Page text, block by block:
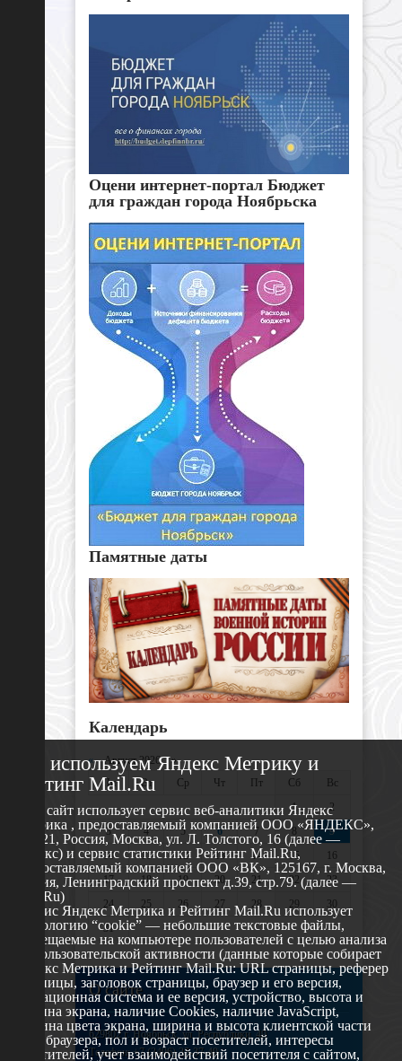
Оцени интернет-портал Бюджет
для граждан города Ноябрьска
Памятные даты
Календарь
«Август 2026 »
Пн
Вт Ср Чт Пт Сб
Вс
1
2
3
4 5 6 7 8
9
10
11 12 13 14 15
16
17
18 19 20 21 22
23
24
25 26 27 28 29
30
31
О сайте
629802 г. Ноябрьск, ул. Республики, 49
Телефон: +7 (3496) 35-37-49
Мы используем Яндекс Метрику и
Рейтинг Mail.Ru
Этот сайт использует сервис веб-аналитики Яндекс
Метрика , предоставляемый компанией ООО «ЯНДЕКС»,
119021, Россия, Москва, ул. Л. Толстого, 16 (далее —
Яндекс) и сервис статистики Рейтинг Mail.Ru,
предоставляемый компанией ООО «ВК», 125167, г. Москва,
Россия, Ленинградский проспект д.39, стр.79. (далее —
Mail.Ru)
Сервис Яндекс Метрика и Рейтинг Mail.Ru использует
технологию “cookie” — небольшие текстовые файлы,
размещаемые на компьютере пользователей с целью анализа
их пользовательской активности (данные которые собирает
Яндекс Метрика и Рейтинг Mail.Ru: URL страницы, реферер
страницы, заголовок страницы, браузер и его версия,
операционная система и ее версия, устройство, высота и
ширина экрана, наличие Cookies, наличие JavaScript,
глубина цвета экрана, ширина и высота клиентской части
окна браузера, пол и возраст посетителей, интересы
посетителей, учет взаимодействий посетителя с сайтом,